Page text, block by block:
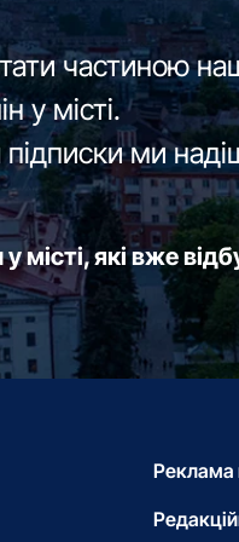
частиною
у місті.
ми
місті, які вже
Реклама